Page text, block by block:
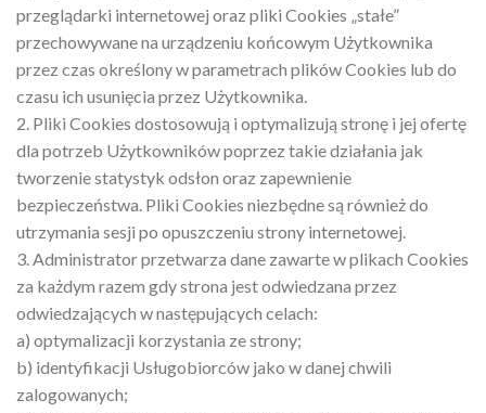
przeglądarki internetowej oraz pliki Cookies „stałe”
przechowywane na urządzeniu końcowym Użytkownika
przez czas określony w parametrach plików Cookies lub do
czasu ich usunięcia przez Użytkownika.
2. Pliki Cookies dostosowują i optymalizują stronę i jej ofertę
dla potrzeb Użytkowników poprzez takie działania jak
tworzenie statystyk odsłon oraz zapewnienie
bezpieczeństwa. Pliki Cookies niezbędne są również do
utrzymania sesji po opuszczeniu strony internetowej.
3. Administrator przetwarza dane zawarte w plikach Cookies
za każdym razem gdy strona jest odwiedzana przez
odwiedzających w następujących celach:
a) optymalizacji korzystania ze strony;
b) identyfikacji Usługobiorców jako w danej chwili
zalogowanych;